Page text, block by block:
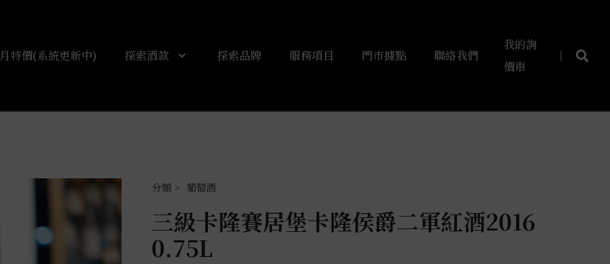
月特價(系統更新中) 探索酒款 探索品牌 服務項目 門市據點 聯絡我們
我的詢
價車
葡萄酒
三級卡隆賽居堡卡隆侯爵二軍紅酒2016
0.75L